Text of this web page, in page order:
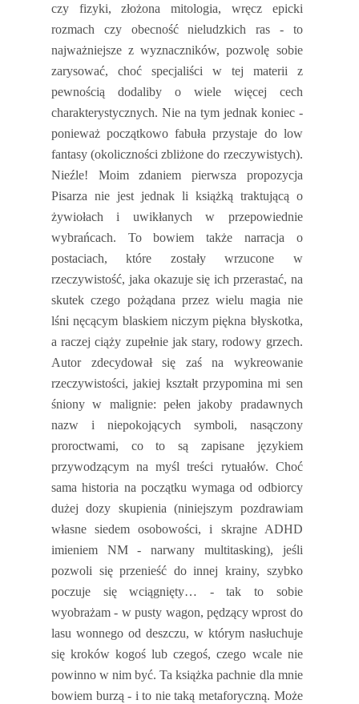
czy fizyki, złożona mitologia, wręcz epicki
rozmach czy obecność nieludzkich ras - to
najważniejsze z wyznaczników, pozwolę sobie
zarysować, choć specjaliści w tej materii z
pewnością dodaliby o wiele więcej cech
charakterystycznych. Nie na tym jednak koniec -
ponieważ początkowo fabuła przystaje do low
fantasy (okoliczności zbliżone do rzeczywistych).
Nieźle! Moim zdaniem pierwsza propozycja
Pisarza nie jest jednak li książką traktującą o
żywiołach i uwikłanych w przepowiednie
wybrańcach. To bowiem także narracja o
postaciach, które zostały wrzucone w
rzeczywistość, jaka okazuje się ich przerastać, na
skutek czego pożądana przez wielu magia nie
lśni nęcącym blaskiem niczym piękna błyskotka,
a raczej ciąży zupełnie jak stary, rodowy grzech.
Autor zdecydował się zaś na wykreowanie
rzeczywistości, jakiej kształt przypomina mi sen
śniony w malignie: pełen jakoby pradawnych
nazw i niepokojących symboli, nasączony
proroctwami, co to są zapisane językiem
przywodzącym na myśl treści rytuałów. Choć
sama historia na początku wymaga od odbiorcy
dużej dozy skupienia (niniejszym pozdrawiam
własne siedem osobowości, i skrajne ADHD
imieniem NM - narwany multitasking), jeśli
pozwoli się przenieść do innej krainy, szybko
poczuje się wciągnięty… - tak to sobie
wyobrażam - w pusty wagon, pędzący wprost do
lasu wonnego od deszczu, w którym nasłuchuje
się kroków kogoś lub czegoś, czego wcale nie
powinno w nim być. Ta książka pachnie dla mnie
bowiem burzą - i to nie taką metaforyczną. Może